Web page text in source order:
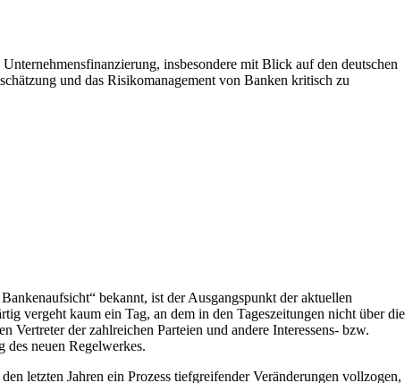
insbesondere mit Blick auf den deutschen
und das Risikomanagement von Banken kritisch zu
bekannt, ist der Ausgangspunkt der aktuellen
vergeht kaum ein Tag, an dem in den Tageszeitungen nicht über die
der zahlreichen Parteien und andere Interessens- bzw.
des neuen Regelwerkes.
letzten Jahren ein Prozess tiefgreifender Veränderungen vollzogen,